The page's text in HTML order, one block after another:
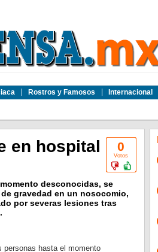
Rostros y Famosos Internacional
0
Votos
en hospital
desconocidas, se
gravedad en un nosocomio,
por severas lesiones tras
personas hasta el momento